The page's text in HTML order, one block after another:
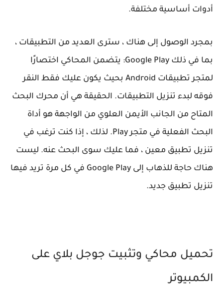
أدوات أساسية مختلفة.
بمجرد الوصول إلى هناك ، سترى العديد من التطبيقات ،
بما في ذلك Google Play: يتضمن المحاكي اختصارًا
لمتجر تطبيقات Android بحيث يكون عليك فقط النقر
فوقه لبدء تنزيل التطبيقات. الحقيقة هي أن محرك البحث
المتاح من الجانب الأيمن العلوي من الواجهة هو أداة
البحث الفعلية في متجر Play. لذلك ، إذا كنت ترغب في
تنزيل تطبيق معين ، فما عليك سوى البحث عنه. ليست
هناك حاجة للذهاب إلى Google Play في كل مرة تريد فيها
تنزيل تطبيق جديد.
تحميل محاكي وتثبيت جوجل بلاي على
الكمبيوتر